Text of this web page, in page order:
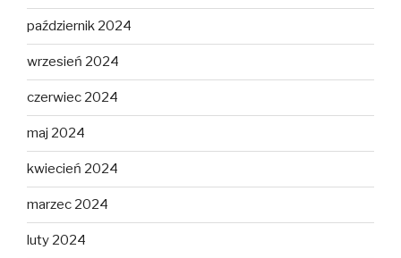
październik 2024
wrzesień 2024
czerwiec 2024
maj 2024
kwiecień 2024
marzec 2024
luty 2024